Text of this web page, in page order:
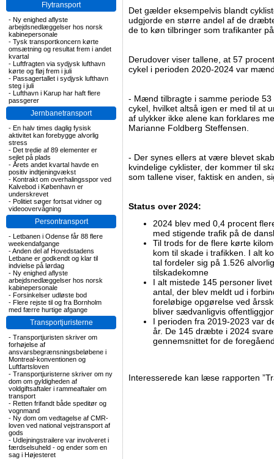
Flytransport
- Ny enighed aflyste
arbejdsnedlæggelser hos norsk
kabinepersonale
- Tysk transportkoncern kørte
omsætning og resultat frem i andet
kvartal
- Luftfragten via sydjysk lufthavn
kørte og fløj frem i juli
- Passagertallet i sydjysk lufthavn
steg i juli
- Lufthavn i Karup har haft flere
passgerer
Jernbanetransport
- En halv times daglig fysisk
aktivitet kan forebygge alvorlig
stress
- Det tredie af 89 elementer er
sejlet på plads
- Årets andet kvartal havde en
positiv indtjeningvækst
- Kontrakt om overhalingsspor ved
Kalvebod i København er
underskrevet
- Politiet søger fortsat vidner og
videoovervågning
Persontransport
- Letbanen i Odense får 88 flere
weekendafgange
-Anden del af Hovedstadens
Letbane er godkendt og klar til
indvielse på lørdag
- Ny enighed aflyste
arbejdsnedlæggelser hos norsk
kabinepersonale
- Forsinkelser udløste bod
- Flere rejste til og fra Bornholm
med færre hurtige afgange
Transportjuristerne
- Transportjuristen skriver om
forhøjelse af
ansvarsbegrænsningsbeløbene i
Montreal-konventionen og
Luftfartsloven
- Transportjuristerne skriver om ny
dom om gyldigheden af
voldgiftsaftaler i rammeaftaler om
transport
- Retten frifandt både speditør og
vognmand
- Ny dom om vedtagelse af CMR-
loven ved national vejstransport af
gods
- Udlejningstrailere var involveret i
færdselsuheld - og ender som en
sag i Højesteret
Det gælder eksempelvis blandt
udgjorde en større andel af de
de to køn tilbringer som trafikanter
Derudover viser tallene, at 57
cykel i perioden 2020-2024 var
- Mænd tilbragte i samme periode
cykel, hvilket altså igen er med til at
af ulykker ikke alene kan forklares
Marianne Foldberg Steffensen.
- Der synes ellers at være blevet
kvindelige cyklister, der kommer til
som tallene viser, faktisk en anden,
Status over 2024:
2024 blev med 0,4 procent
med stigende trafik på de
Til trods for de flere kørte
kom til skade i trafikken. I alt
tal fordeler sig på 1.526
tilskadekomne
I alt mistede 145 personer
antal, der blev meldt ud i
foreløbige opgørelse ved
bliver sædvanligvis
I perioden fra 2019-2023 var
år. De 145 dræbte i 2024
gennemsnittet for de
Interesserede kan læse rapporten